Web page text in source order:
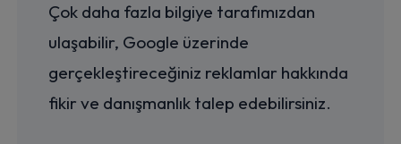
Çok daha fazla bilgiye tarafımızdan
ulaşabilir, Google üzerinde
gerçekleştireceğiniz reklamlar hakkında
fikir ve danışmanlık talep edebilirsiniz.